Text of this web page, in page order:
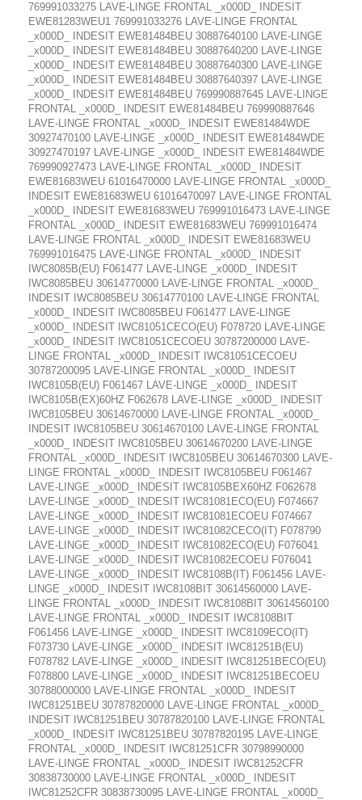
769991033275 LAVE-LINGE FRONTAL _x000D_ INDESIT
EWE81283WEU1 769991033276 LAVE-LINGE FRONTAL
_x000D_ INDESIT EWE81484BEU 30887640100 LAVE-LINGE
_x000D_ INDESIT EWE81484BEU 30887640200 LAVE-LINGE
_x000D_ INDESIT EWE81484BEU 30887640300 LAVE-LINGE
_x000D_ INDESIT EWE81484BEU 30887640397 LAVE-LINGE
_x000D_ INDESIT EWE81484BEU 769990887645 LAVE-LINGE
FRONTAL _x000D_ INDESIT EWE81484BEU 769990887646
LAVE-LINGE FRONTAL _x000D_ INDESIT EWE81484WDE
30927470100 LAVE-LINGE _x000D_ INDESIT EWE81484WDE
30927470197 LAVE-LINGE _x000D_ INDESIT EWE81484WDE
769990927473 LAVE-LINGE FRONTAL _x000D_ INDESIT
EWE81683WEU 61016470000 LAVE-LINGE FRONTAL _x000D_
INDESIT EWE81683WEU 61016470097 LAVE-LINGE FRONTAL
_x000D_ INDESIT EWE81683WEU 769991016473 LAVE-LINGE
FRONTAL _x000D_ INDESIT EWE81683WEU 769991016474
LAVE-LINGE FRONTAL _x000D_ INDESIT EWE81683WEU
769991016475 LAVE-LINGE FRONTAL _x000D_ INDESIT
IWC8085B(EU) F061477 LAVE-LINGE _x000D_ INDESIT
IWC8085BEU 30614770000 LAVE-LINGE FRONTAL _x000D_
INDESIT IWC8085BEU 30614770100 LAVE-LINGE FRONTAL
_x000D_ INDESIT IWC8085BEU F061477 LAVE-LINGE
_x000D_ INDESIT IWC81051CECO(EU) F078720 LAVE-LINGE
_x000D_ INDESIT IWC81051CECOEU 30787200000 LAVE-
LINGE FRONTAL _x000D_ INDESIT IWC81051CECOEU
30787200095 LAVE-LINGE FRONTAL _x000D_ INDESIT
IWC8105B(EU) F061467 LAVE-LINGE _x000D_ INDESIT
IWC8105B(EX)60HZ F062678 LAVE-LINGE _x000D_ INDESIT
IWC8105BEU 30614670000 LAVE-LINGE FRONTAL _x000D_
INDESIT IWC8105BEU 30614670100 LAVE-LINGE FRONTAL
_x000D_ INDESIT IWC8105BEU 30614670200 LAVE-LINGE
FRONTAL _x000D_ INDESIT IWC8105BEU 30614670300 LAVE-
LINGE FRONTAL _x000D_ INDESIT IWC8105BEU F061467
LAVE-LINGE _x000D_ INDESIT IWC8105BEX60HZ F062678
LAVE-LINGE _x000D_ INDESIT IWC81081ECO(EU) F074667
LAVE-LINGE _x000D_ INDESIT IWC81081ECOEU F074667
LAVE-LINGE _x000D_ INDESIT IWC81082CECO(IT) F078790
LAVE-LINGE _x000D_ INDESIT IWC81082ECO(EU) F076041
LAVE-LINGE _x000D_ INDESIT IWC81082ECOEU F076041
LAVE-LINGE _x000D_ INDESIT IWC8108B(IT) F061456 LAVE-
LINGE _x000D_ INDESIT IWC8108BIT 30614560000 LAVE-
LINGE FRONTAL _x000D_ INDESIT IWC8108BIT 30614560100
LAVE-LINGE FRONTAL _x000D_ INDESIT IWC8108BIT
F061456 LAVE-LINGE _x000D_ INDESIT IWC8109ECO(IT)
F073730 LAVE-LINGE _x000D_ INDESIT IWC81251B(EU)
F078782 LAVE-LINGE _x000D_ INDESIT IWC81251BECO(EU)
F078800 LAVE-LINGE _x000D_ INDESIT IWC81251BECOEU
30788000000 LAVE-LINGE FRONTAL _x000D_ INDESIT
IWC81251BEU 30787820000 LAVE-LINGE FRONTAL _x000D_
INDESIT IWC81251BEU 30787820100 LAVE-LINGE FRONTAL
_x000D_ INDESIT IWC81251BEU 30787820195 LAVE-LINGE
FRONTAL _x000D_ INDESIT IWC81251CFR 30798990000
LAVE-LINGE FRONTAL _x000D_ INDESIT IWC81252CFR
30838730000 LAVE-LINGE FRONTAL _x000D_ INDESIT
IWC81252CFR 30838730095 LAVE-LINGE FRONTAL _x000D_